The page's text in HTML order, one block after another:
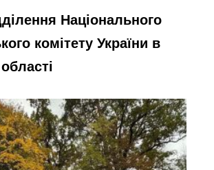
Національного
комітету України в